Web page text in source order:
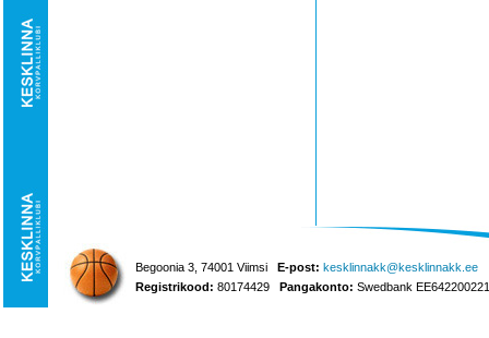
Begoonia 3, 74001 Viimsi E-post: kesklinnakk@kesklinnakk.ee
Registrikood: 80174429 Pangakonto: Swedbank